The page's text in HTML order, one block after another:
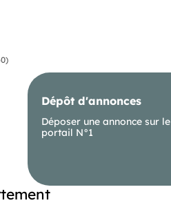
Dépôt d'annonces
Déposer une annonce sur le
portail N°1